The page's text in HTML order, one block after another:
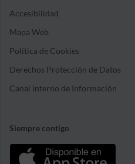
Accesibilidad
Mapa Web
Política de Cookies
Derechos Protección de Datos
Canal interno de Información
Siempre contigo